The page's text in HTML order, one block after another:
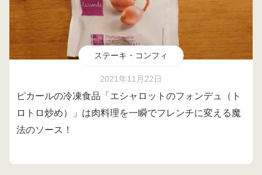
ステーキ・コンフィ
2021年11月22日
ピカールの冷凍食品「エシャロットのフォンデュ（ト
ロトロ炒め）」は肉料理を一瞬でフレンチに変える魔
法のソース！